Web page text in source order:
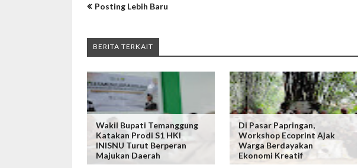
Posting Lebih Baru
BERITA TERKAIT
Wakil Bupati Temanggung
Katakan Prodi S1 HKI
INISNU Turut Berperan
Majukan Daerah
Di Pasar Papringan,
Workshop Ecoprint Ajak
Warga Berdayakan
Ekonomi Kreatif